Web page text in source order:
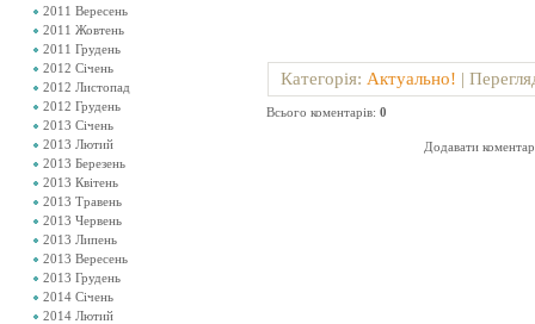
2011 Вересень
2011 Жовтень
2011 Грудень
2012 Січень
2012 Листопад
2012 Грудень
2013 Січень
2013 Лютий
2013 Березень
2013 Квітень
2013 Травень
2013 Червень
2013 Липень
2013 Вересень
2013 Грудень
2014 Січень
2014 Лютий
Категорія: Актуально! |
Всього коментарів: 0
Додавати